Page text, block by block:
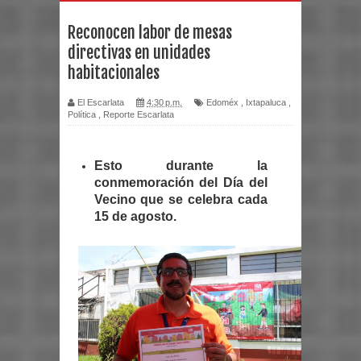
Reconocen labor de mesas
directivas en unidades
habitacionales
El Escarlata 4:30 p.m. Edoméx Ixtapaluca
Política
Reporte Escarlata
Esto durante la
conmemoración del Día del
Vecino que se celebra cada
15 de agosto.